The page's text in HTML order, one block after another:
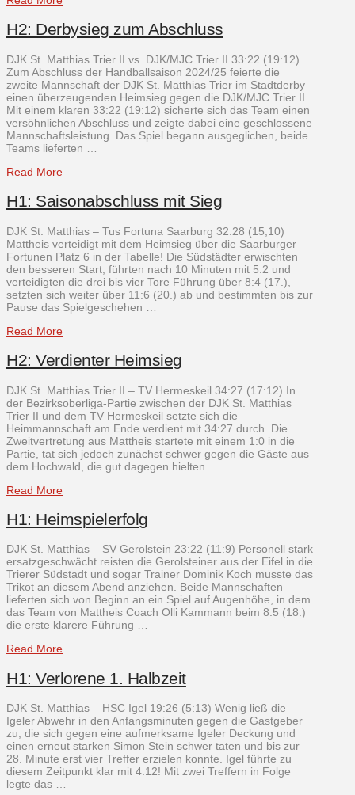
H2: Derbysieg zum Abschluss
DJK St. Matthias Trier II vs. DJK/MJC Trier II 33:22 (19:12)
Zum Abschluss der Handballsaison 2024/25 feierte die
zweite Mannschaft der DJK St. Matthias Trier im Stadtderby
einen überzeugenden Heimsieg gegen die DJK/MJC Trier II.
Mit einem klaren 33:22 (19:12) sicherte sich das Team einen
versöhnlichen Abschluss und zeigte dabei eine geschlossene
Mannschaftsleistung. Das Spiel begann ausgeglichen, beide
Teams lieferten …
Read More
H1: Saisonabschluss mit Sieg
DJK St. Matthias – Tus Fortuna Saarburg 32:28 (15;10)
Mattheis verteidigt mit dem Heimsieg über die Saarburger
Fortunen Platz 6 in der Tabelle! Die Südstädter erwischten
den besseren Start, führten nach 10 Minuten mit 5:2 und
verteidigten die drei bis vier Tore Führung über 8:4 (17.),
setzten sich weiter über 11:6 (20.) ab und bestimmten bis zur
Pause das Spielgeschehen …
Read More
H2: Verdienter Heimsieg
DJK St. Matthias Trier II – TV Hermeskeil 34:27 (17:12) In
der Bezirksoberliga-Partie zwischen der DJK St. Matthias
Trier II und dem TV Hermeskeil setzte sich die
Heimmannschaft am Ende verdient mit 34:27 durch. Die
Zweitvertretung aus Mattheis startete mit einem 1:0 in die
Partie, tat sich jedoch zunächst schwer gegen die Gäste aus
dem Hochwald, die gut dagegen hielten. …
Read More
H1: Heimspielerfolg
DJK St. Matthias – SV Gerolstein 23:22 (11:9) Personell stark
ersatzgeschwächt reisten die Gerolsteiner aus der Eifel in die
Trierer Südstadt und sogar Trainer Dominik Koch musste das
Trikot an diesem Abend anziehen. Beide Mannschaften
lieferten sich von Beginn an ein Spiel auf Augenhöhe, in dem
das Team von Mattheis Coach Olli Kammann beim 8:5 (18.)
die erste klarere Führung …
Read More
H1: Verlorene 1. Halbzeit
DJK St. Matthias – HSC Igel 19:26 (5:13) Wenig ließ die
Igeler Abwehr in den Anfangsminuten gegen die Gastgeber
zu, die sich gegen eine aufmerksame Igeler Deckung und
einen erneut starken Simon Stein schwer taten und bis zur
28. Minute erst vier Treffer erzielen konnte. Igel führte zu
diesem Zeitpunkt klar mit 4:12! Mit zwei Treffern in Folge
legte das …